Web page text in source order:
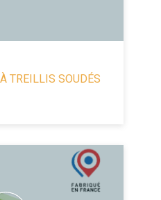
TREILLIS SOUDÉS